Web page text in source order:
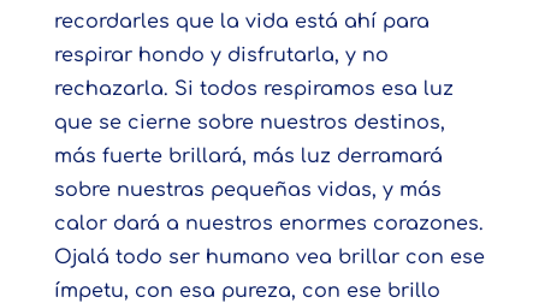
recordarles que la vida está ahí para
respirar hondo y disfrutarla, y no
rechazarla. Si todos respiramos esa luz
que se cierne sobre nuestros destinos,
más fuerte brillará, más luz derramará
sobre nuestras pequeñas vidas, y más
calor dará a nuestros enormes corazones.
Ojalá todo ser humano vea brillar con ese
ímpetu, con esa pureza, con ese brillo